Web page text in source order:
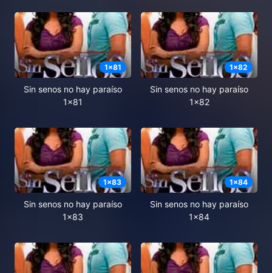
1x81
Sin senos no hay paraíso
1x81
1x82
Sin senos no hay paraíso
1x82
1x83
Sin senos no hay paraíso
1x83
1x84
Sin senos no hay paraíso
1x84